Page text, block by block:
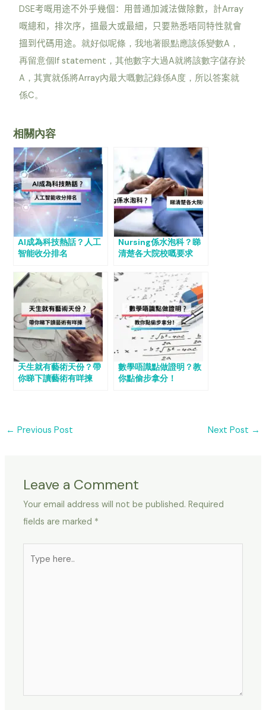
DSE考嘅用途不外乎幾個：用普通加減法做除數，計Array
嘅總和，排次序，搵最大或最細，只要熟悉唔同特性就會
搵到代碼用途。 就好似呢條，我地著眼點應該係變數A ，
再留意個If statement ，其他數字大過A就將該數字儲存於
A ，其實就係將Array內最大嘅數記錄係A度，所以答案就
係C。
相關內容
AI成為科技熱話？人工
智能收分排名
Nursing係水泡科？睇
清楚各大院校嘅要求
天生就有藝術天份？帶
你睇下讀藝術有咩揀
數學唔識點做證明？教
你點偷步拿分！
← Previous Post Next Post →
Leave a Comment
Your email address will not be published. Required
fields are marked *